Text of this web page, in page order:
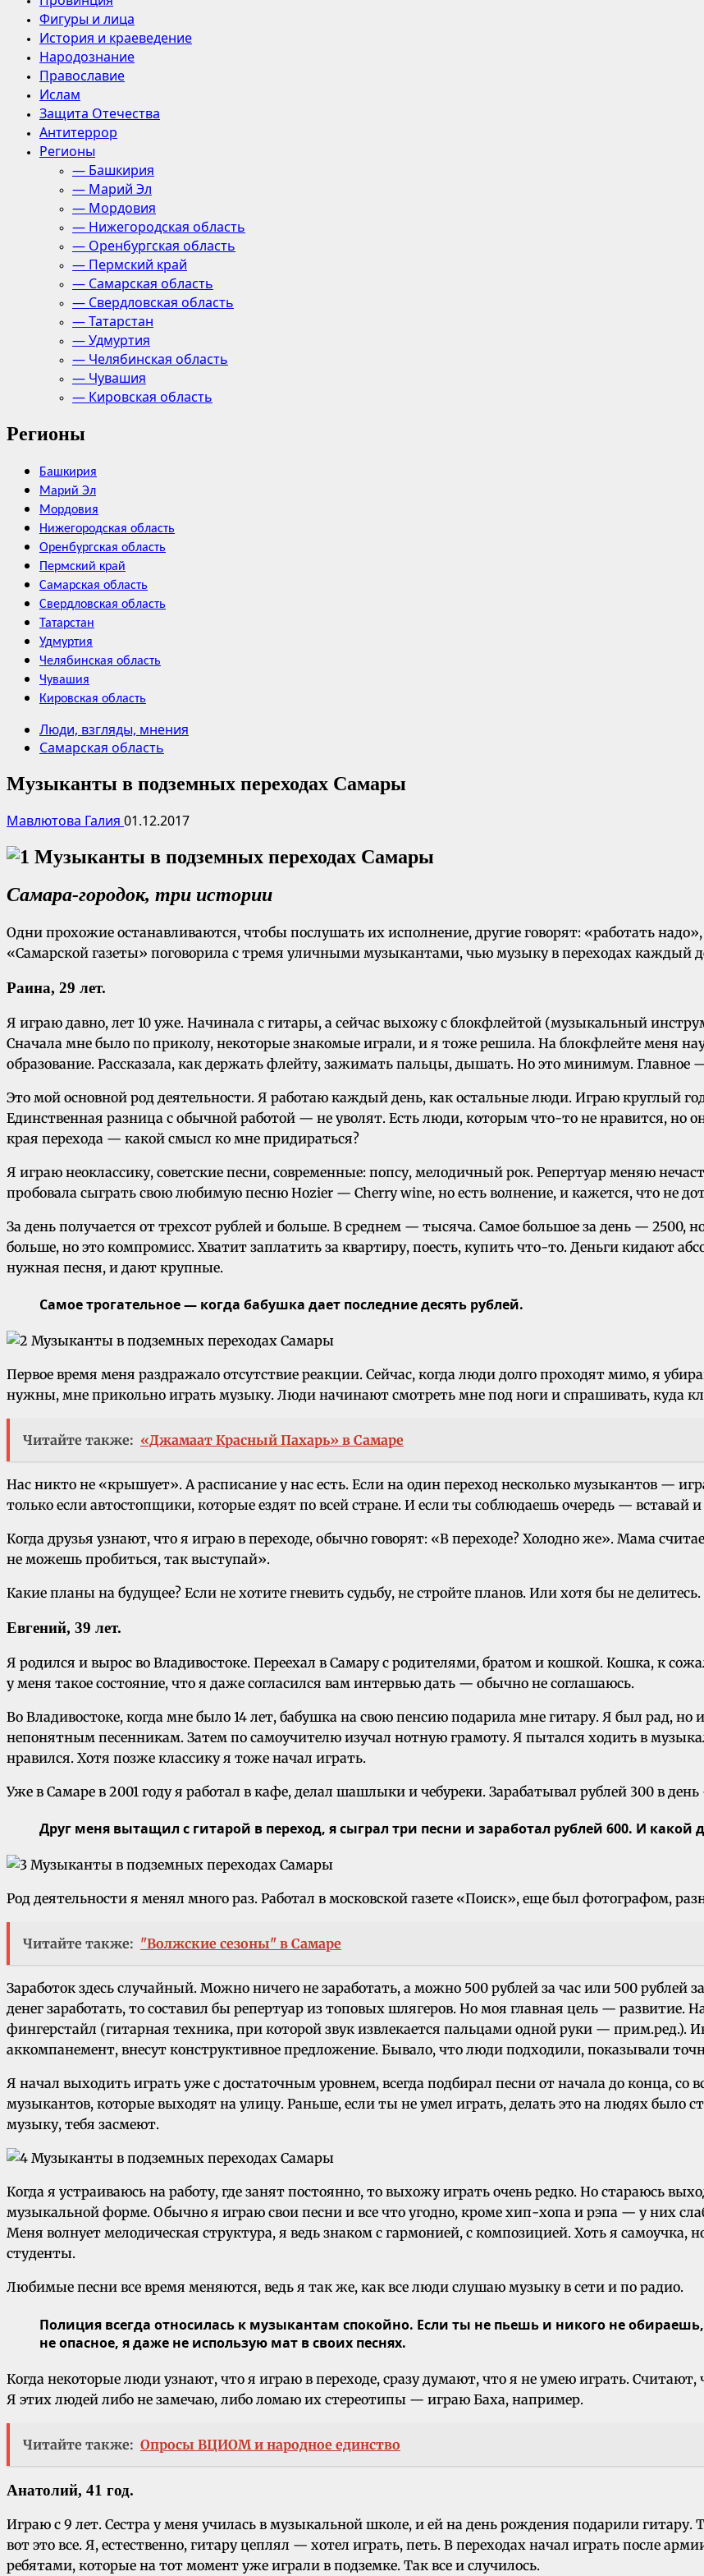
Фигуры и лица
История и краеведение
Народознание
Православие
Ислам
Защита Отечества
Антитеррор
Регионы
— Башкирия
— Марий Эл
— Мордовия
— Нижегородская область
— Оренбургская область
— Пермский край
— Самарская область
— Свердловская область
— Татарстан
— Удмуртия
— Челябинская область
— Чувашия
— Кировская область
Регионы
Башкирия
Марий Эл
Мордовия
Нижегородская область
Оренбургская область
Пермский край
Самарская область
Свердловская область
Татарстан
Удмуртия
Челябинская область
Чувашия
Кировская область
Люди, взгляды, мнения
Самарская область
Музыканты в подземных переходах Самары
Мавлютова Галия 01.12.2017
Самара-городок, три истории
Одни прохожие останавливаются, чтобы послушать их исполнение, другие говорят: «работать
«Самарской газеты» поговорила с тремя уличными музыкантами, чью музыку в переходах каждый
Раина, 29 лет.
Я играю давно, лет 10 уже. Начинала с гитары, а сейчас выхожу с блокфлейтой (музыкальный
Сначала мне было по приколу, некоторые знакомые играли, и я тоже решила. На блокфлейте меня
образование. Рассказала, как держать флейту, зажимать пальцы, дышать. Но это минимум. Главное
Это мой основной род деятельности. Я работаю каждый день, как остальные люди. Играю круглый
Единственная разница с обычной работой — не уволят. Есть люди, которым что-то не нравится, но
края перехода — какой смысл ко мне придираться?
Я играю неоклассику, советские песни, современные: попсу, мелодичный рок. Репертуар меняю
пробовала сыграть свою любимую песню Hozier — Сherry wine, но есть волнение, и кажется, что не
За день получается от трехсот рублей и больше. В среднем — тысяча. Самое большое за день — 2500,
больше, но это компромисс. Хватит заплатить за квартиру, поесть, купить что-то. Деньги кидают
нужная песня, и дают крупные.
Самое трогательное — когда бабушка дает последние десять рублей.
Первое время меня раздражало отсутствие реакции. Сейчас, когда люди долго проходят мимо, я
нужны, мне прикольно играть музыку. Люди начинают смотреть мне под ноги и спрашивать, куда
Читайте также: «Джамаат Красный Пахарь» в Самаре
Нас никто не «крышует». А расписание у нас есть. Если на один переход несколько музыкантов —
только если автостопщики, которые ездят по всей стране. И если ты соблюдаешь очередь — вставай и
Когда друзья узнают, что я играю в переходе, обычно говорят: «В переходе? Холодно же». Мама
не можешь пробиться, так выступай».
Какие планы на будущее? Если не хотите гневить судьбу, не стройте планов. Или хотя бы не делитесь.
Евгений, 39 лет.
Я родился и вырос во Владивостоке. Переехал в Самару с родителями, братом и кошкой. Кошка, к
у меня такое состояние, что я даже согласился вам интервью дать — обычно не соглашаюсь.
Во Владивостоке, когда мне было 14 лет, бабушка на свою пенсию подарила мне гитару. Я был рад,
непонятным песенникам. Затем по самоучителю изучал нотную грамоту. Я пытался ходить в
нравился. Хотя позже классику я тоже начал играть.
Уже в Самаре в 2001 году я работал в кафе, делал шашлыки и чебуреки. Зарабатывал рублей 300 в
Друг меня вытащил с гитарой в переход, я сыграл три песни и заработал рублей 600. И какой
Род деятельности я менял много раз. Работал в московской газете «Поиск», еще был фотографом,
Читайте также: "Волжские сезоны" в Самаре
Заработок здесь случайный. Можно ничего не заработать, а можно 500 рублей за час или 500 рублей
денег заработать, то составил бы репертуар из топовых шлягеров. Но моя главная цель — развитие.
фингерстайл (гитарная техника, при которой звук извлекается пальцами одной руки — прим.ред.).
аккомпанемент, внесут конструктивное предложение. Бывало, что люди подходили, показывали
Я начал выходить играть уже с достаточным уровнем, всегда подбирал песни от начала до конца, со
музыкантов, которые выходят на улицу. Раньше, если ты не умел играть, делать это на людях было
музыку, тебя засмеют.
Когда я устраиваюсь на работу, где занят постоянно, то выхожу играть очень редко. Но стараюсь
музыкальной форме. Обычно я играю свои песни и все что угодно, кроме хип-хопа и рэпа — у них
Меня волнует мелодическая структура, я ведь знаком с гармонией, с композицией. Хоть я
студенты.
Любимые песни все время меняются, ведь я так же, как все люди слушаю музыку в сети и по радио.
Полиция всегда относилась к музыкантам спокойно. Если ты не пьешь и никого не
не опасное, я даже не использую мат в своих песнях.
Когда некоторые люди узнают, что я играю в переходе, сразу думают, что я не умею играть.
Я этих людей либо не замечаю, либо ломаю их стереотипы — играю Баха, например.
Читайте также: Опросы ВЦИОМ и народное единство
Анатолий, 41 год.
Играю с 9 лет. Сестра у меня училась в музыкальной школе, и ей на день рождения подарили
вот это все. Я, естественно, гитару цеплял — хотел играть, петь. В переходах начал играть после
ребятами, которые на тот момент уже играли в подземке. Так все и случилось.